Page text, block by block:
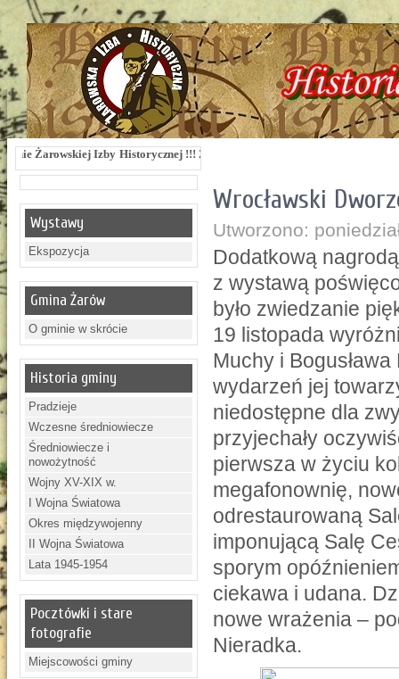
Izby Historycznej !!! Żarowska Izba Historyczna, ul. Dworcowa 3 !!! e-
Wystawy
Ekspozycja
Gmina Żarów
O gminie w skrócie
Historia gminy
Pradzieje
Wczesne średniowiecze
Średniowiecze i
nowożytność
Wojny XV-XIX w.
I Wojna Światowa
Okres międzywojenny
II Wojna Światowa
Lata 1945-1954
Pocztówki i stare
fotografie
Miejscowości gminy
Wrocławski
Utworzono:
Dodatkową
z wystawą
było zwiedzanie
19 listopada
Muchy i
wydarzeń jej
niedostępne dla
przyjechały
pierwsza w życiu
megafonownię,
odrestaurowaną
imponującą Salę
sporym
ciekawa i udana.
nowe wrażenia –
Nieradka.